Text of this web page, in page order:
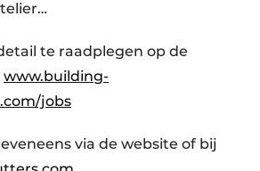
te raadplegen op de
www.building-
jobs
via de website of bij